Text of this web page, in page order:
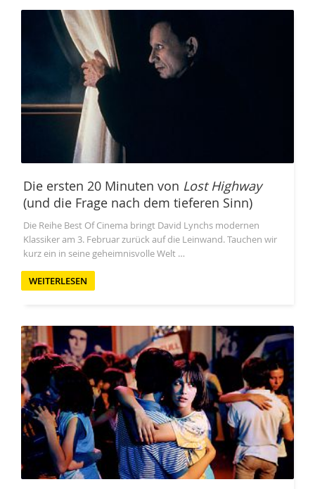
Die ersten 20 Minuten von Lost Highway
(und die Frage nach dem tieferen Sinn)
Die Reihe Best Of Cinema bringt David Lynchs modernen
Klassiker am 3. Februar zurück auf die Leinwand. Tauchen wir
kurz ein in seine geheimnisvolle Welt …
WEITERLESEN